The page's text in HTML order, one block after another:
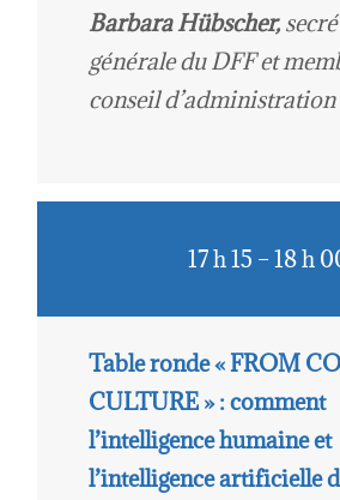
Barbara Hübscher,
générale du DFFet
conseil d’administration
17 h 15 – 18 h
Table ronde « FROM
CULTURE » : comment
l’intelligence humaine et
l’intelligence artificielle